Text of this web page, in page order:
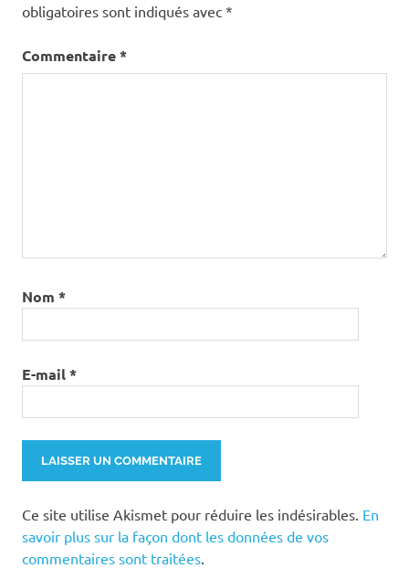
obligatoires sont indiqués avec *
Commentaire*
Nom *
E-mail*
Ce site utilise Akismet pour réduire les indésirables. En
savoir plus sur la façon dont les données de vos
commentaires sont traitées